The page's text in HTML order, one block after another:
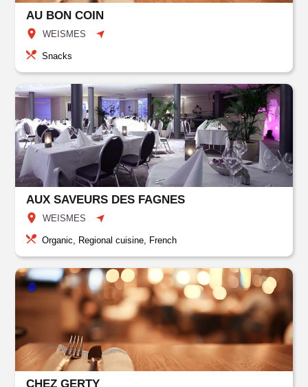
AU BON COIN
WEISMES
Snacks
AUX SAVEURS DES FAGNES
WEISMES
Organic, Regional cuisine, French
CHEZ GERTY